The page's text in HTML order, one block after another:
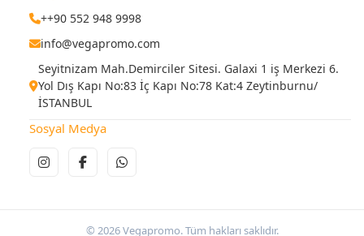
++90 552 948 9998
info@vegapromo.com
Seyitnizam Mah.Demirciler Sitesi. Galaxi 1 iş Merkezi 6.
Yol Dış Kapı No:83 İç Kapı No:78 Kat:4 Zeytinburnu/
İSTANBUL
Sosyal Medya
© 2026 Vegapromo. Tüm hakları saklıdır.